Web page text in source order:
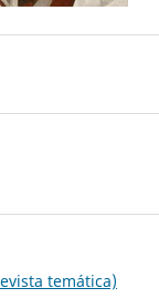
temática)